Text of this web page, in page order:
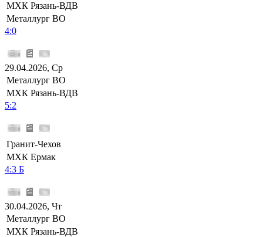
МХК Рязань-ВДВ
Металлург ВО
4:0
29.04.2026, Ср
Металлург ВО
МХК Рязань-ВДВ
5:2
Гранит-Чехов
МХК Ермак
4:3 Б
30.04.2026, Чт
Металлург ВО
МХК Рязань-ВДВ